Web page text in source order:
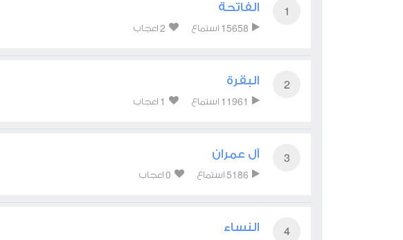
1 الفاتحة
15658 استماع 2 اعجاب
2 البقرة
11961 استماع 1 اعجاب
3 آل عمران
5186 استماع 0 اعجاب
4 النساء